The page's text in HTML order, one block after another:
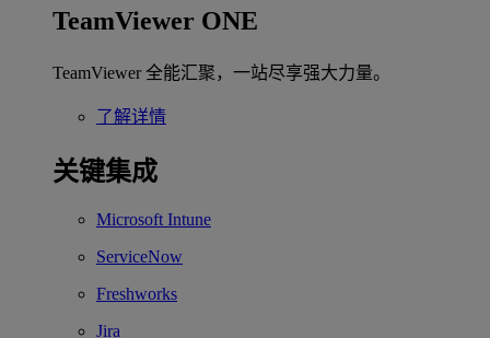
TeamViewer ONE
TeamViewer 全能汇聚，一站尽享强大力量。
了解详情
关键集成
Microsoft Intune
ServiceNow
Freshworks
Jira